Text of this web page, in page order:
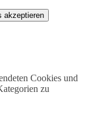
akzeptieren
Cookies und
zu